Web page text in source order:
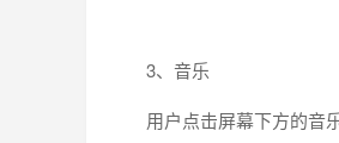
3、音乐
用户点击屏幕下方的音